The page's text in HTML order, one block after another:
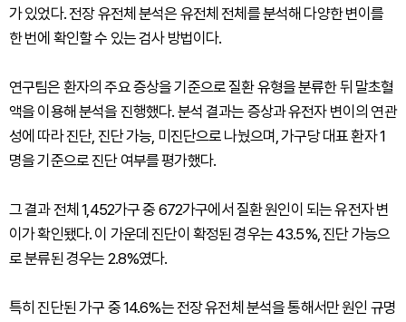
가 있었다. 전장 유전체 분석은 유전체 전체를 분석해 다양한 변이를
한 번에 확인할 수 있는 검사 방법이다.
연구팀은 환자의 주요 증상을 기준으로 질환 유형을 분류한 뒤 말초혈
액을 이용해 분석을 진행했다. 분석 결과는 증상과 유전자 변이의 연관
성에 따라 진단, 진단 가능, 미진단으로 나눴으며, 가구당 대표 환자 1
명을 기준으로 진단 여부를 평가했다.
그 결과 전체 1,452가구 중 672가구에서 질환 원인이 되는 유전자 변
이가 확인됐다. 이 가운데 진단이 확정된 경우는 43.5%, 진단 가능으
로 분류된 경우는 2.8%였다.
특히 진단된 가구 중 14.6%는 전장 유전체 분석을 통해서만 원인 규명